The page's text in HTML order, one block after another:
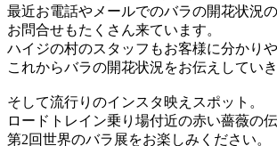
最近お電話やメールでのバラの開花状況の
お問合せもたくさん来ています。
ハイジの村のスタッフもお客様に分かり
これからバラの開花状況をお伝えしていき
そして流行りのインスタ映えスポット。
ロードトレイン乗り場付近の赤い薔薇の伝
第2回世界のバラ展をお楽しみください。